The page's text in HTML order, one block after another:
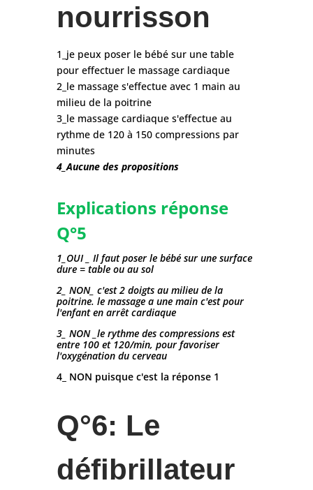
nourrisson
1_je peux poser le bébé sur une table
pour effectuer le massage cardiaque
2_le massage s'effectue avec 1 main au
milieu de la poitrine
3_le massage cardiaque s'effectue au
rythme de 120 à 150 compressions par
minutes
4_Aucune des propositions
Explications réponse
Q°5
1_OUI _ Il faut poser le bébé sur une surface
dure = table ou au sol
2_ NON_ c'est 2 doigts au milieu de la
poitrine. le massage a une main c'est pour
l'enfant en arrêt cardiaque
3_ NON _le rythme des compressions est
entre 100 et 120/min, pour favoriser
l'oxygénation du cerveau
4_ NON puisque c'est la réponse 1
Q°6: Le
défibrillateur